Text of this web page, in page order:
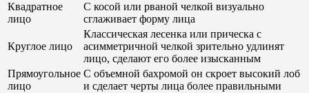
Квадратное
лицо
С косой или рваной челкой визуально
сглаживает форму лица
Круглое лицо
Классическая лесенка или прическа с
асимметричной челкой зрительно удлинят
лицо, сделают его более изысканным
Прямоугольное
лицо
С объемной бахромой он скроет высокий лоб
и сделает черты лица более правильными